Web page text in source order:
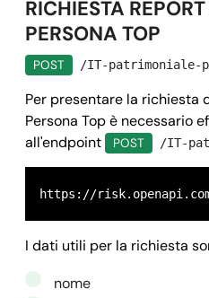
RICHIESTA
PERSONA TOP
POST /IT-patrimoniale-
Per presentare la richiesta
Persona Top è necessario
all'endpoint
POST /IT-
https://
I dati utili per la richiesta
nome